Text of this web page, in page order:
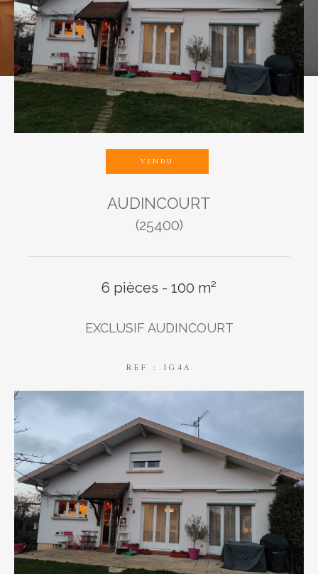
VENDU
AUDINCOURT
(25400)
6 pièces - 100 m²
EXCLUSIF AUDINCOURT
REF : IG4A
Budget
Pièces
3
Parking Terrasse
FILTRER PAR
Coups de coeur Exclusivités Nouveautés